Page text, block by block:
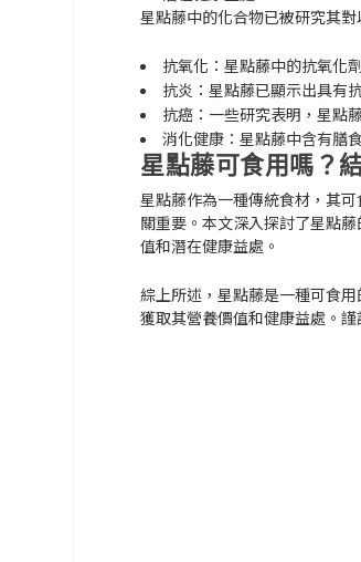
星點藤中的化合物已被研究其對
抗氧化：星點藤中的抗氧化
抗炎：星點藤已顯示出具有
抗癌：一些研究表明，星點
消化健康：星點藤中含有膳
星點藤可食用嗎？
星點藤作為一種傳統食材，其
關重要。本文深入探討了星點
值和潛在健康益處。
綜上所述，星點藤是一種可食
獲取其營養價值和健康益處。